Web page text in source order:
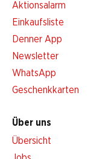
Aktionsalarm
Einkaufsliste
Denner App
Newsletter
WhatsApp
Geschenkkarten
Über uns
Übersicht